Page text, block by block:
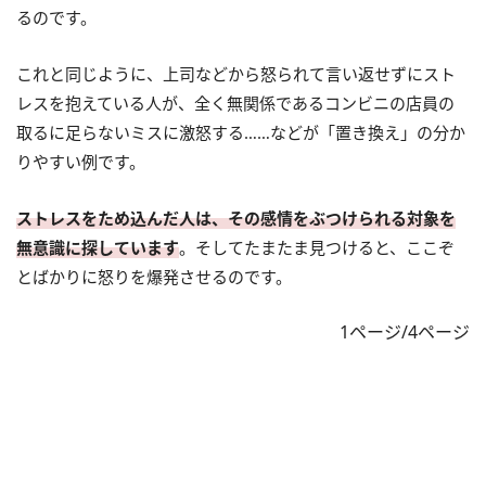
るのです。
これと同じように、上司などから怒られて言い返せずにスト
レスを抱えている人が、全く無関係であるコンビニの店員の
取るに足らないミスに激怒する……などが「置き換え」の分か
りやすい例です。
ストレスをため込んだ人は、その感情をぶつけられる対象を
無意識に探しています。そしてたまたま見つけると、ここぞ
とばかりに怒りを爆発させるのです。
1ページ/4ページ